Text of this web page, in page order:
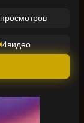
просмотров
4видео